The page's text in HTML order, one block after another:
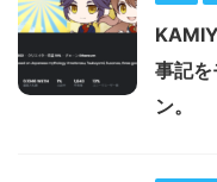
事記を
ン。